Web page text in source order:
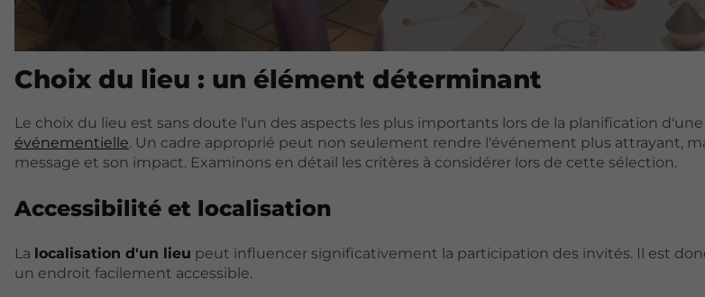
Choix du lieu : un élément déterminant
Le choix du lieu est sans doute l'un des aspects les plus importants lors de la planification d'une
événementielle. Un cadre approprié peut non seulement rendre l'événement plus attrayant,
message et son impact. Examinons en détail les critères à considérer lors de cette sélection.
Accessibilité et localisation
La localisation d'un lieu peut influencer significativement la participation des invités. Il est
un endroit facilement accessible.